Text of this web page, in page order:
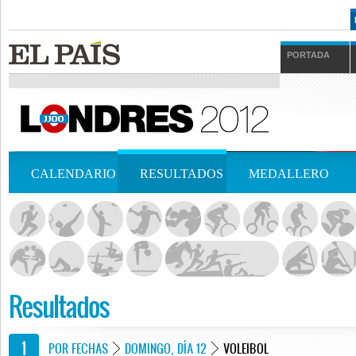
PORTADA
CALENDARIO RESULTADOS MEDALLERO
Resultados
POR FECHAS DOMINGO, DÍA 12 VOLEIBOL